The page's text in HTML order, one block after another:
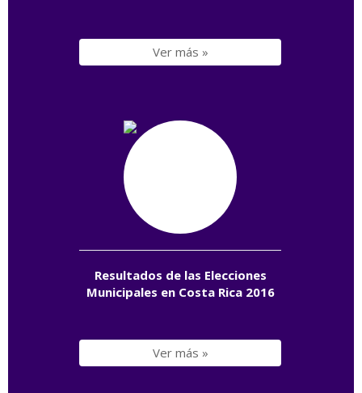
Ver más »
Resultados de las Elecciones
Municipales en Costa Rica 2016
Ver más »